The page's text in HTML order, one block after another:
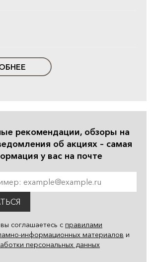
рекомендации, обзоры на
об акциях – самая
у вас на почте
соглашаетесь с правилами
информационных материалов и
персональных данных